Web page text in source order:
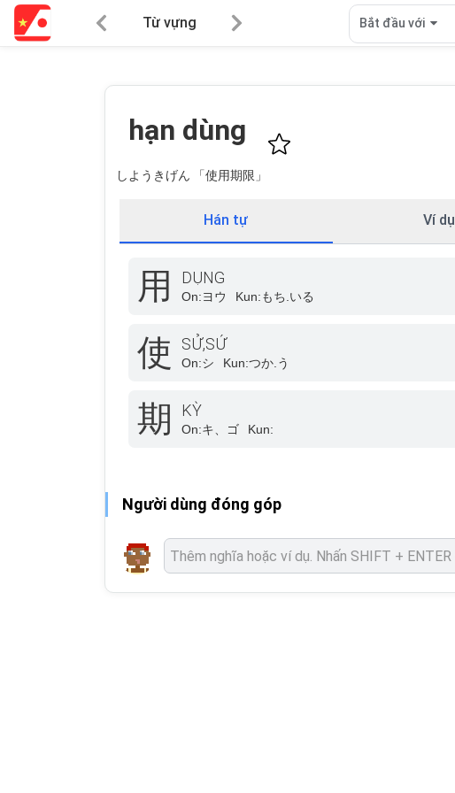
Từ vựng Bắt đầu với
hạn dùng
しようきげん 「使用期限」
Hán tự Ví dụ
用 DỤNG
On:ヨウ Kun:もち.いる
使 SỬ,SỨ
On:シ Kun:つか.う
期 KỲ
On:キ、ゴ Kun:
Người dùng đóng góp